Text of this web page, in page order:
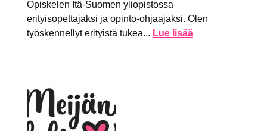
Opiskelen Itä-Suomen yliopistossa
erityisopettajaksi ja opinto-ohjaajaksi. Olen
työskennellyt erityistä tukea... Lue lisää